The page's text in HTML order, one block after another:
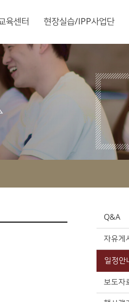
육센터 현장실습/IPP사업단
Q&A
자유게
일정안
보도자